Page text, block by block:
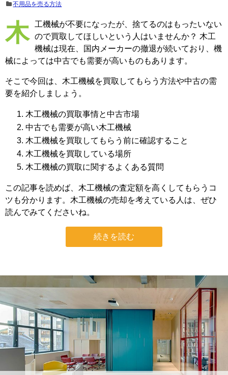
不用品を売る方法
木工機械が不要になったが、捨てるのはもったいない ので買取してほしいという人はいませんか？ 木工
機械は現在、国内メーカーの撤退が続いており、機
械によっては中古でも需要が高いものもあります。
そこで今回は、木工機械を買取してもらう方法や中古の需
要を紹介しましょう。
木工機械の買取事情と中古市場
中古でも需要が高い木工機械
木工機械を買取してもらう前に確認すること
木工機械を買取している場所
木工機械の買取に関するよくある質問
この記事を読めば、木工機械の査定額を高くしてもらうコ
ツも分かります。木工機械の売却を考えている人は、ぜひ
読んでみてくださいね。
続きを読む